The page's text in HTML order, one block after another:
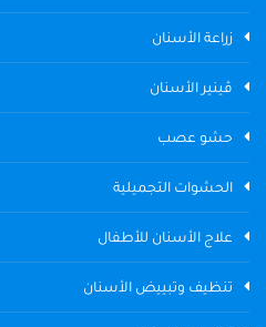
زراعة الأسنان
ڤينير الأسنان
حشو عصب
الحشوات التجميلية
علاج الأسنان للأطفال
تنظيف وتبييض الأسنان